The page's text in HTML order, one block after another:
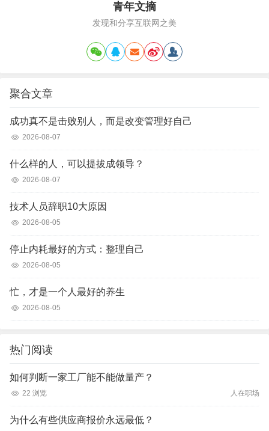
青年文摘
发现和分享互联网之美
聚合文章
成功真不是击败别人，而是改变管理好自己
2026-08-07
什么样的人，可以提拔成领导？
2026-08-07
技术人员辞职10大原因
2026-08-05
停止内耗最好的方式：整理自己
2026-08-05
忙，才是一个人最好的养生
2026-08-05
热门阅读
如何判断一家工厂能不能做量产？
22 浏览 人在职场
为什么有些供应商报价永远最低？